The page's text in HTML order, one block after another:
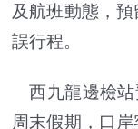
及航班動態，
誤行程。
西九龍邊檢站
周末假期，口